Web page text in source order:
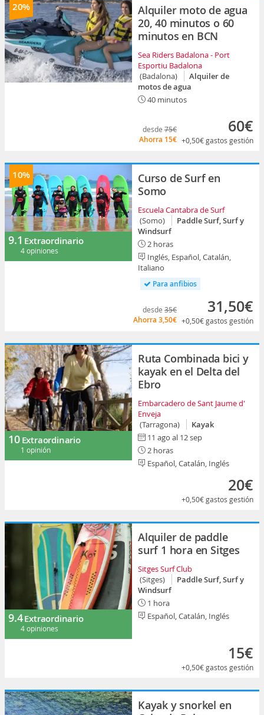
20%
Alquiler moto de agua
20, 40 minutos o 60
minutos en BCN
Sea Riders Badalona - Port
Esportiu Badalona
(Badalona)
Alquiler de
motos de agua
40 minutos
desde 75€
Ahorra 15€
60€
+0,50€gastos gestión
10%
9.1 Extraordinario
4 opiniones
Curso de Surf en
Somo
Escuela Cantabra de Surf
(Somo)
Paddle Surf, Surf y
Windsurf
2 horas
Inglés, Español, Catalán,
Italiano
Para anfibios
desde 35€
Ahorra 3,50€
31,50€
+0,50€gastos gestión
10 Extraordinario
1 opinión
Ruta Combinada bici y
kayak en el Delta del
Ebro
Embarcadero de Sant Jaume d'
Enveja
(Tarragona)
Kayak
11 ago al 12 sep
2 horas
Español, Catalán, Inglés
20€
+0,50€gastos gestión
9.4Extraordinario
4 opiniones
Alquiler de paddle
surf 1 hora en Sitges
Sitges Surf Club
(Sitges)
Paddle Surf, Surf y
Windsurf
1 hora
Español, Catalán, Inglés
15€
+0,50€gastos gestión
Kayak y snorkel en